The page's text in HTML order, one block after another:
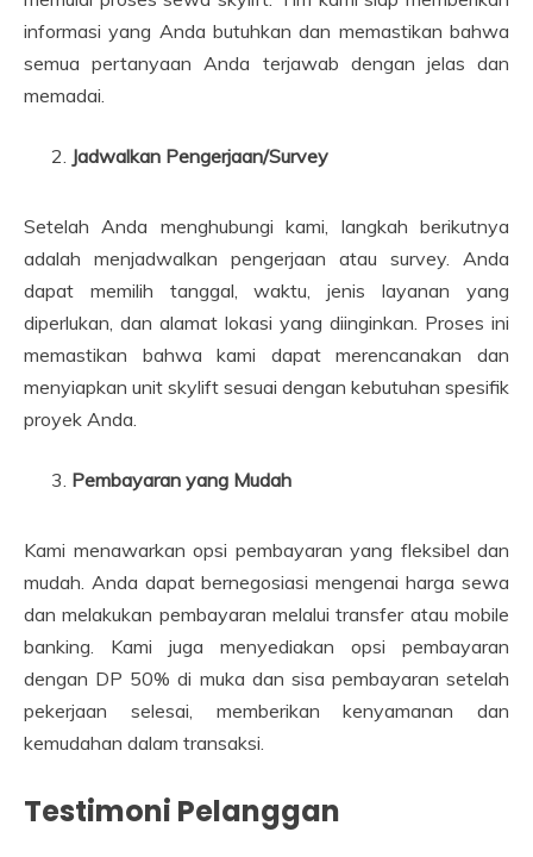
informasi yang Anda butuhkan dan memastikan bahwa
semua pertanyaan Anda terjawab dengan jelas dan
memadai.
Jadwalkan Pengerjaan/Survey
Setelah Anda menghubungi kami, langkah berikutnya
adalah menjadwalkan pengerjaan atau survey. Anda
dapat memilih tanggal, waktu, jenis layanan yang
diperlukan, dan alamat lokasi yang diinginkan. Proses ini
memastikan bahwa kami dapat merencanakan dan
menyiapkan unit skylift sesuai dengan kebutuhan spesifik
proyek Anda.
Pembayaran yang Mudah
Kami menawarkan opsi pembayaran yang fleksibel dan
mudah. Anda dapat bernegosiasi mengenai harga sewa
dan melakukan pembayaran melalui transfer atau mobile
banking. Kami juga menyediakan opsi pembayaran
dengan DP 50% di muka dan sisa pembayaran setelah
pekerjaan selesai, memberikan kenyamanan dan
kemudahan dalam transaksi.
Testimoni Pelanggan